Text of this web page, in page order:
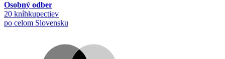
Osobný odber
20 kníhkupectiev
po celom Slovensku